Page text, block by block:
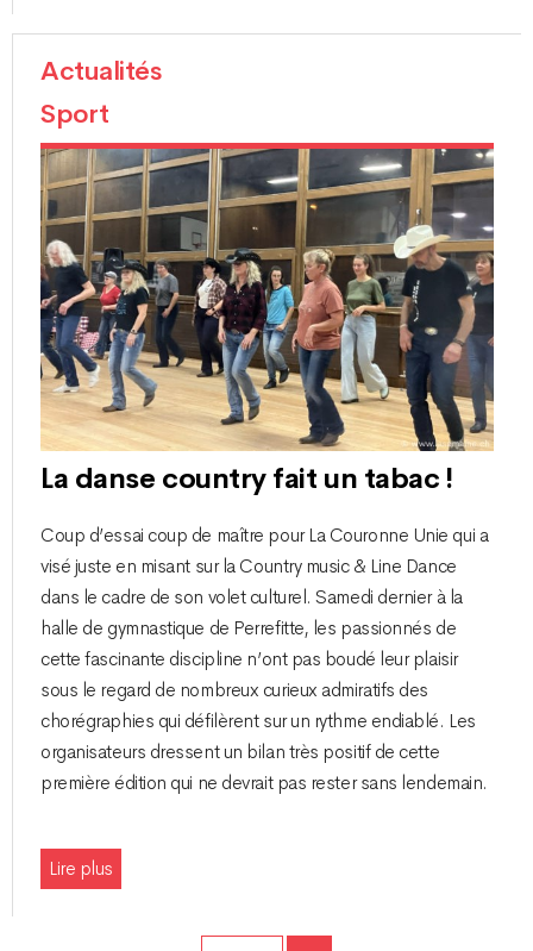
Actualités
Sport
La danse country fait un tabac !
Coup d’essai coup de maître pour La Couronne Unie qui a
visé juste en misant sur la Country music & Line Dance
dans le cadre de son volet culturel. Samedi dernier à la
halle de gymnastique de Perrefitte, les passionnés de
cette fascinante discipline n’ont pas boudé leur plaisir
sous le regard de nombreux curieux admiratifs des
chorégraphies qui défilèrent sur un rythme endiablé. Les
organisateurs dressent un bilan très positif de cette
première édition qui ne devrait pas rester sans lendemain.
Lire plus